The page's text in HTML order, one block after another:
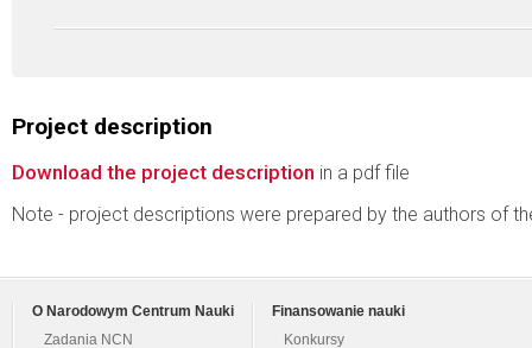
Project description
Download the project description in a pdf file
Note - project descriptions were prepared by the authors of
O Narodowym Centrum Nauki
Zadania NCN
Finansowanie nauki
Konkursy